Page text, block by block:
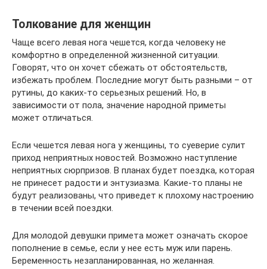
Толкование для женщин
Чаще всего левая нога чешется, когда человеку не
комфортно в определенной жизненной ситуации.
Говорят, что он хочет сбежать от обстоятельств,
избежать проблем. Последние могут быть разными – от
рутины, до каких-то серьезных решений. Но, в
зависимости от пола, значение народной приметы
может отличаться.
Если чешется левая нога у женщины, то суеверие сулит
приход неприятных новостей. Возможно наступление
неприятных сюрпризов. В планах будет поездка, которая
не принесет радости и энтузиазма. Какие-то планы не
будут реализованы, что приведет к плохому настроению
в течении всей поездки.
Для молодой девушки примета может означать скорое
пополнение в семье, если у нее есть муж или парень.
Беременность незапланированная, но желанная.